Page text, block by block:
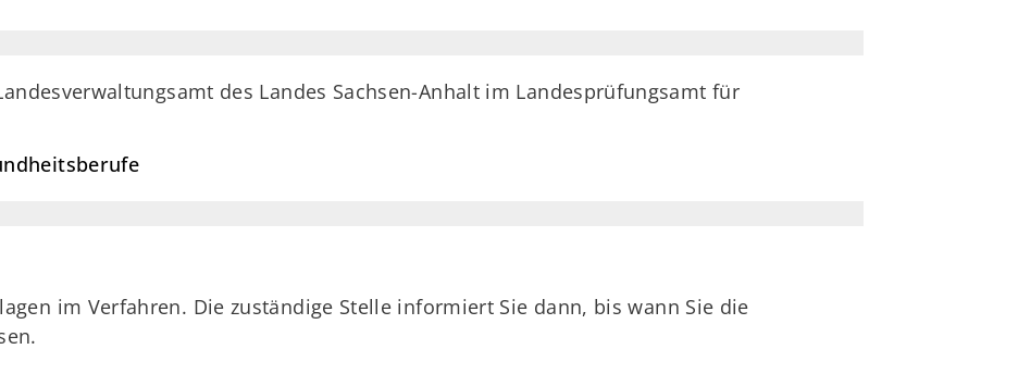
des Landes Sachsen-Anhalt im Landesprüfungsamt für
im Verfahren. Die zuständige Stelle informiert Sie dann, bis wann Sie die